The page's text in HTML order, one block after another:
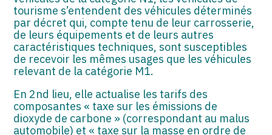
tourisme s’entendent des véhicules déterminés
par décret qui, compte tenu de leur carrosserie,
de leurs équipements et de leurs autres
caractéristiques techniques, sont susceptibles
de recevoir les mêmes usages que les véhicules
relevant de la catégorie M1.
En 2nd lieu, elle actualise les tarifs des
composantes « taxe sur les émissions de
dioxyde de carbone » (correspondant au malus
automobile) et « taxe sur la masse en ordre de